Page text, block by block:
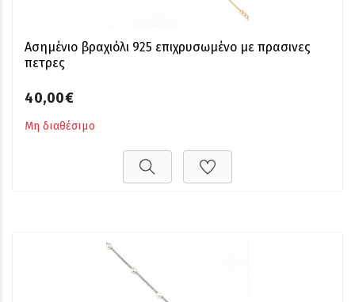
Ασημένιο βραχιόλι 925 επιχρυσωμένο με πρασινες
πετρες
40,00€
Μη διαθέσιμο